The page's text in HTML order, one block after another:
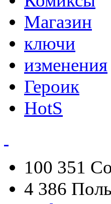
Магазин
ключи
изменения
Героик
HotS
100 351
4 386